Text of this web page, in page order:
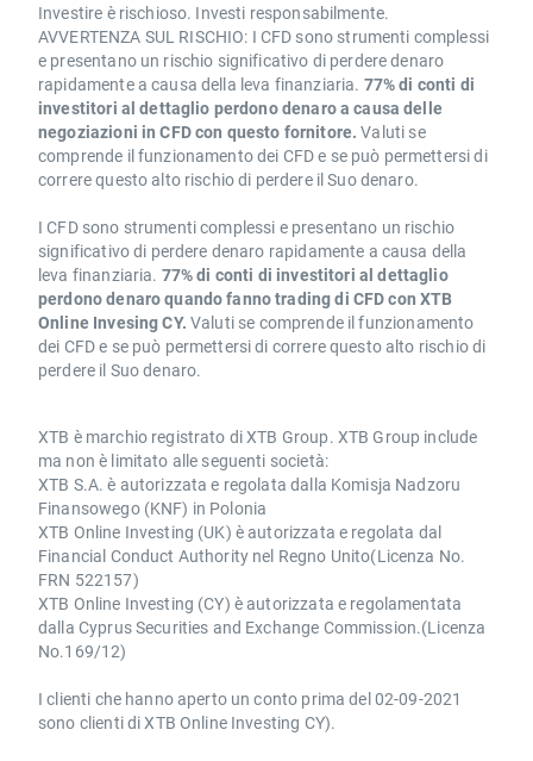
Investire è rischioso. Investi responsabilmente.
AVVERTENZA SUL RISCHIO: I CFD sono strumenti complessi
e presentano un rischio significativo di perdere denaro
rapidamente a causa della leva finanziaria. 77% di conti di
investitori al dettaglio perdono denaro a causa delle
negoziazioni in CFD con questo fornitore. Valuti se
comprende il funzionamento dei CFD e se può permettersi di
correre questo alto rischio di perdere il Suo denaro.
I CFD sono strumenti complessi e presentano un rischio
significativo di perdere denaro rapidamente a causa della
leva finanziaria. 77% di conti di investitori al dettaglio
perdono denaro quando fanno trading di CFD con XTB
Online Invesing CY. Valuti se comprende il funzionamento
dei CFD e se può permettersi di correre questo alto rischio di
perdere il Suo denaro.
XTB è marchio registrato di XTB Group. XTB Group include
ma non è limitato alle seguenti società:
XTB S.A. è autorizzata e regolata dalla Komisja Nadzoru
Finansowego (KNF) in Polonia
XTB Online Investing (UK) è autorizzata e regolata dal
Financial Conduct Authority nel Regno Unito(Licenza No.
FRN 522157)
XTB Online Investing (CY) è autorizzata e regolamentata
dalla Cyprus Securities and Exchange Commission.(Licenza
No.169/12)
I clienti che hanno aperto un conto prima del 02-09-2021
sono clienti di XTB Online Investing CY).